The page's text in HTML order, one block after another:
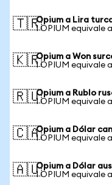
🇹🇷Opium a Lira
1 OPIUM equivale
🇰🇷Opium a Won
1 OPIUM equivale
🇷🇺Opium a Rublo
1 OPIUM equivale
🇨🇦Opium a Dólar
1 OPIUM equivale
🇦🇺Opium a Dólar
1 OPIUM equivale